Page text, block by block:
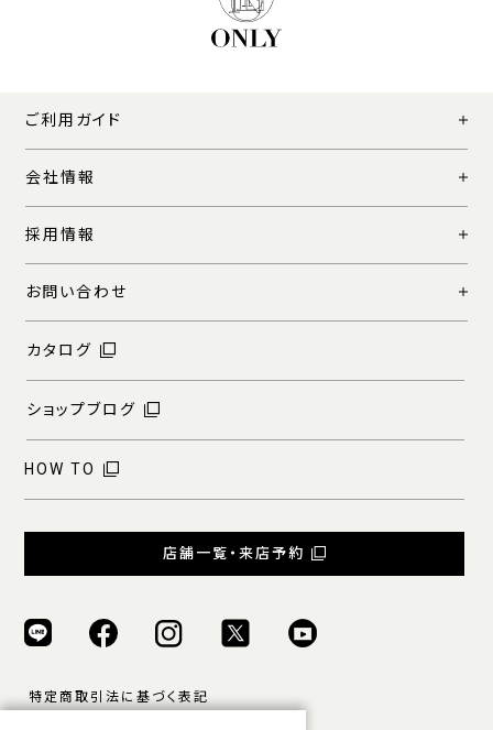
ご利用ガイド
会社情報
採用情報
お問い合わせ
カタログ
ショップブログ
HOW TO
店舗一覧・来店予約
特定商取引法に基づく表記